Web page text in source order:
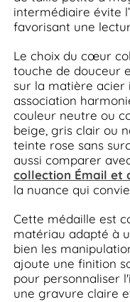
intermédiaire évite
favorisant une
Le choix du cœur
touche de douceur
sur la matière acier
association
couleur neutre ou
beige, gris clair ou
teinte rose sans
aussi comparer
collection Émail et
la nuance qui
Cette médaille est
matériau adapté à
bien les
ajoute une finition
pour personnaliser
une gravure claire